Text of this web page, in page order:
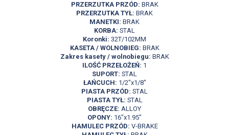
PRZERZUTKA PRZÓD: BRAK
PRZERZUTKA TYŁ: BRAK
MANETKI: BRAK
KORBA: STAL
Koronki: 32T/102MM
KASETA / WOLNOBIEG: BRAK
Zakres kasety / wolnobiegu: BRAK
ILOŚĆ PRZEŁOŻEŃ: 1
SUPORT: STAL
ŁAŃCUCH: 1/2"x1/8"
PIASTA PRZÓD: STAL
PIASTA TYŁ: STAL
OBRĘCZE: ALLOY
OPONY: 16"x1.95"
HAMULEC PRZÓD: V-BRAKE